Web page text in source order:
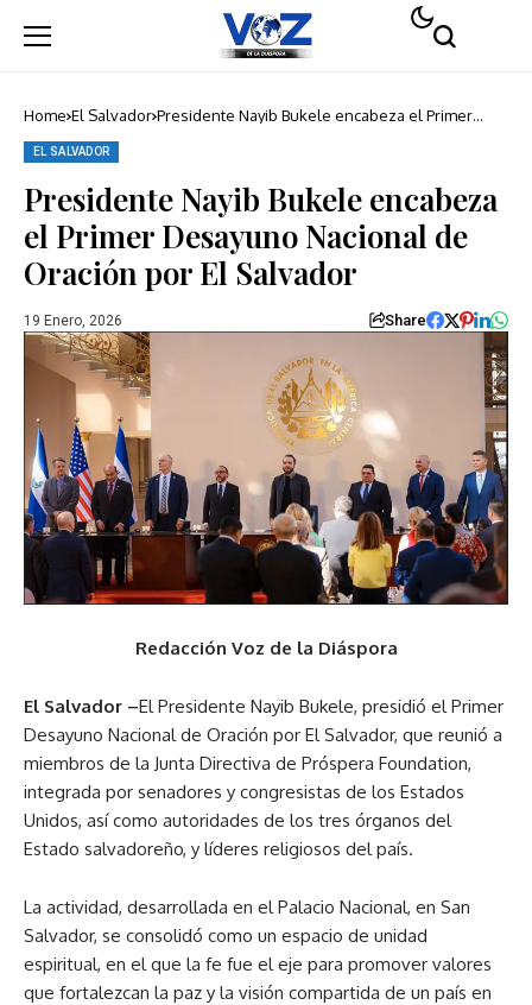
Home El Salvador Presidente Nayib Bukele encabeza el Primer
EL SALVADOR
Presidente Nayib Bukele encabeza
el Primer Desayuno Nacional de
Oración por El Salvador
19 Enero, 2026 Share
Redacción Voz de la Diáspora
El Salvador –El Presidente Nayib Bukele, presidió el Primer
Desayuno Nacional de Oración por El Salvador, que reunió a
miembros de la Junta Directiva de Próspera Foundation,
integrada por senadores y congresistas de los Estados
Unidos, así como autoridades de los tres órganos del
Estado salvadoreño, y líderes religiosos del país.
La actividad, desarrollada en el Palacio Nacional, en San
Salvador, se consolidó como un espacio de unidad
espiritual, en el que la fe fue el eje para promover valores
que fortalezcan la paz y la visión compartida de un país en